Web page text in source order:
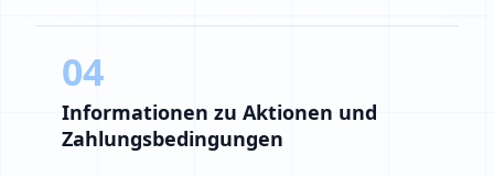
04
Informationen zu Aktionen und
Zahlungsbedingungen